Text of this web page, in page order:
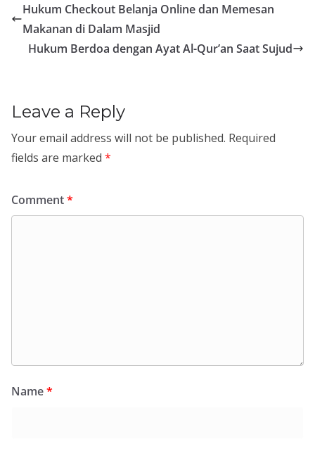
Hukum Checkout Belanja Online dan Memesan
Makanan di Dalam Masjid
Hukum Berdoa dengan Ayat Al-Qur’an Saat Sujud
Leave a Reply
Your email address will not be published. Required
fields are marked *
Comment*
Name*